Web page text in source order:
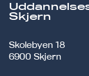
Skjern
Skolebyen 18
6900 Skjern